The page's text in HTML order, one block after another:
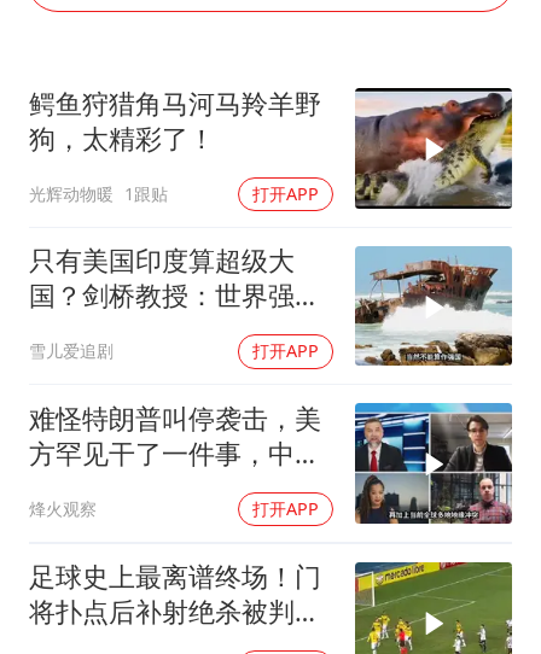
47岁妈妈突然产女 26岁女儿：很震惊
“中国蔬菜之乡”最高温达41.8℃
如何把百年大党建设得更加坚强有力？
鳄鱼狩猎角马河马羚羊野
狗，太精彩了！
光辉动物暖 1跟贴 打开APP
只有美国印度算超级大
国？剑桥教授：世界强国
只有4个，没有印度
雪儿爱追剧 打开APP
难怪特朗普叫停袭击，美
方罕见干了一件事，中方
烽火观察 打开APP
足球史上最离谱终场！门
将扑点后补射绝杀被判无